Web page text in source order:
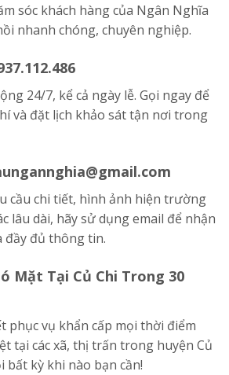
sóc khách hàng của Ngân Nghĩa
nhanh chóng, chuyên nghiệp.
24/7, kể cả ngày lễ. Gọi ngay để
và đặt lịch khảo sát tận nơi trong
cầu chi tiết, hình ảnh hiện trường
lâu dài, hãy sử dụng email để nhận
đầy đủ thông tin.
Mặt Tại Củ Chi Trong 30
phục vụ khẩn cấp mọi thời điểm
tại các xã, thị trấn trong huyện Củ
bất kỳ khi nào bạn cần!